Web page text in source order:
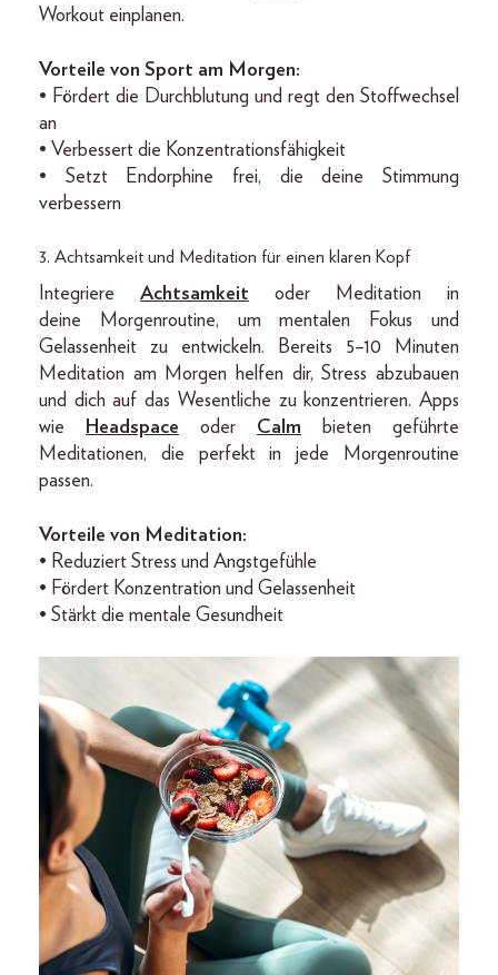
Workout einplanen.
Vorteile von Sport am Morgen:
• Fördert die Durchblutung und regt den Stoffwechsel
an
• Verbessert die Konzentrationsfähigkeit
• Setzt Endorphine frei, die deine Stimmung
verbessern
3. Achtsamkeit und Meditation für einen klaren Kopf
Integriere Achtsamkeit oder Meditation in
deine Morgenroutine, um mentalen Fokus und
Gelassenheit zu entwickeln. Bereits 5–10 Minuten
Meditation am Morgen helfen dir, Stress abzubauen
und dich auf das Wesentliche zu konzentrieren. Apps
wie
Headspace oder Calm bieten geführte
Meditationen, die perfekt in jede Morgenroutine
passen.
Vorteile von Meditation:
• Reduziert Stress und Angstgefühle
• Fördert Konzentration und Gelassenheit
• Stärkt die mentale Gesundheit